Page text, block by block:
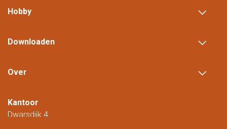
Hobby
Downloaden
Over
Kantoor
Dwarsdijk 4